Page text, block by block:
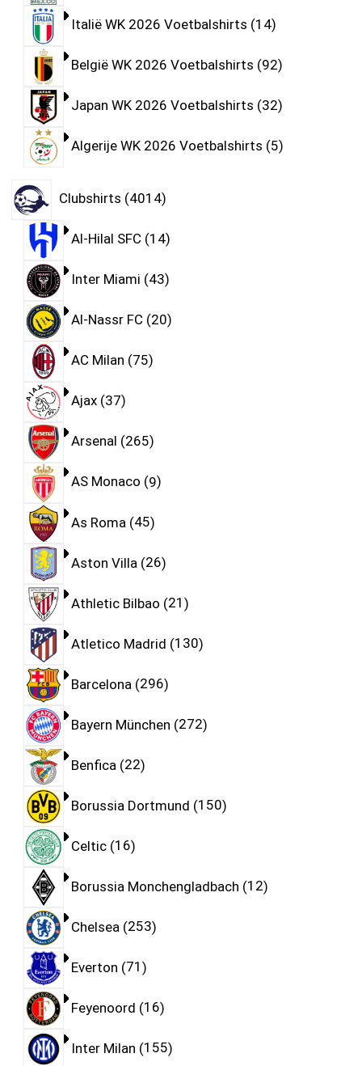
Italië WK 2026 Voetbalshirts 14
België WK 2026 Voetbalshirts 92
Japan WK 2026 Voetbalshirts 32
Algerije WK 2026 Voetbalshirts 5
Clubshirts 4014
Al-Hilal SFC 14
Inter Miami 43
Al-Nassr FC 20
AC Milan 75
Ajax 37
Arsenal 265
AS Monaco 9
As Roma 45
Aston Villa 26
Athletic Bilbao 21
Atletico Madrid 130
Barcelona 296
Bayern München 272
Benfica 22
Borussia Dortmund 150
Celtic 16
Borussia Monchengladbach 12
Chelsea 253
Everton 71
Feyenoord 16
Inter Milan 155